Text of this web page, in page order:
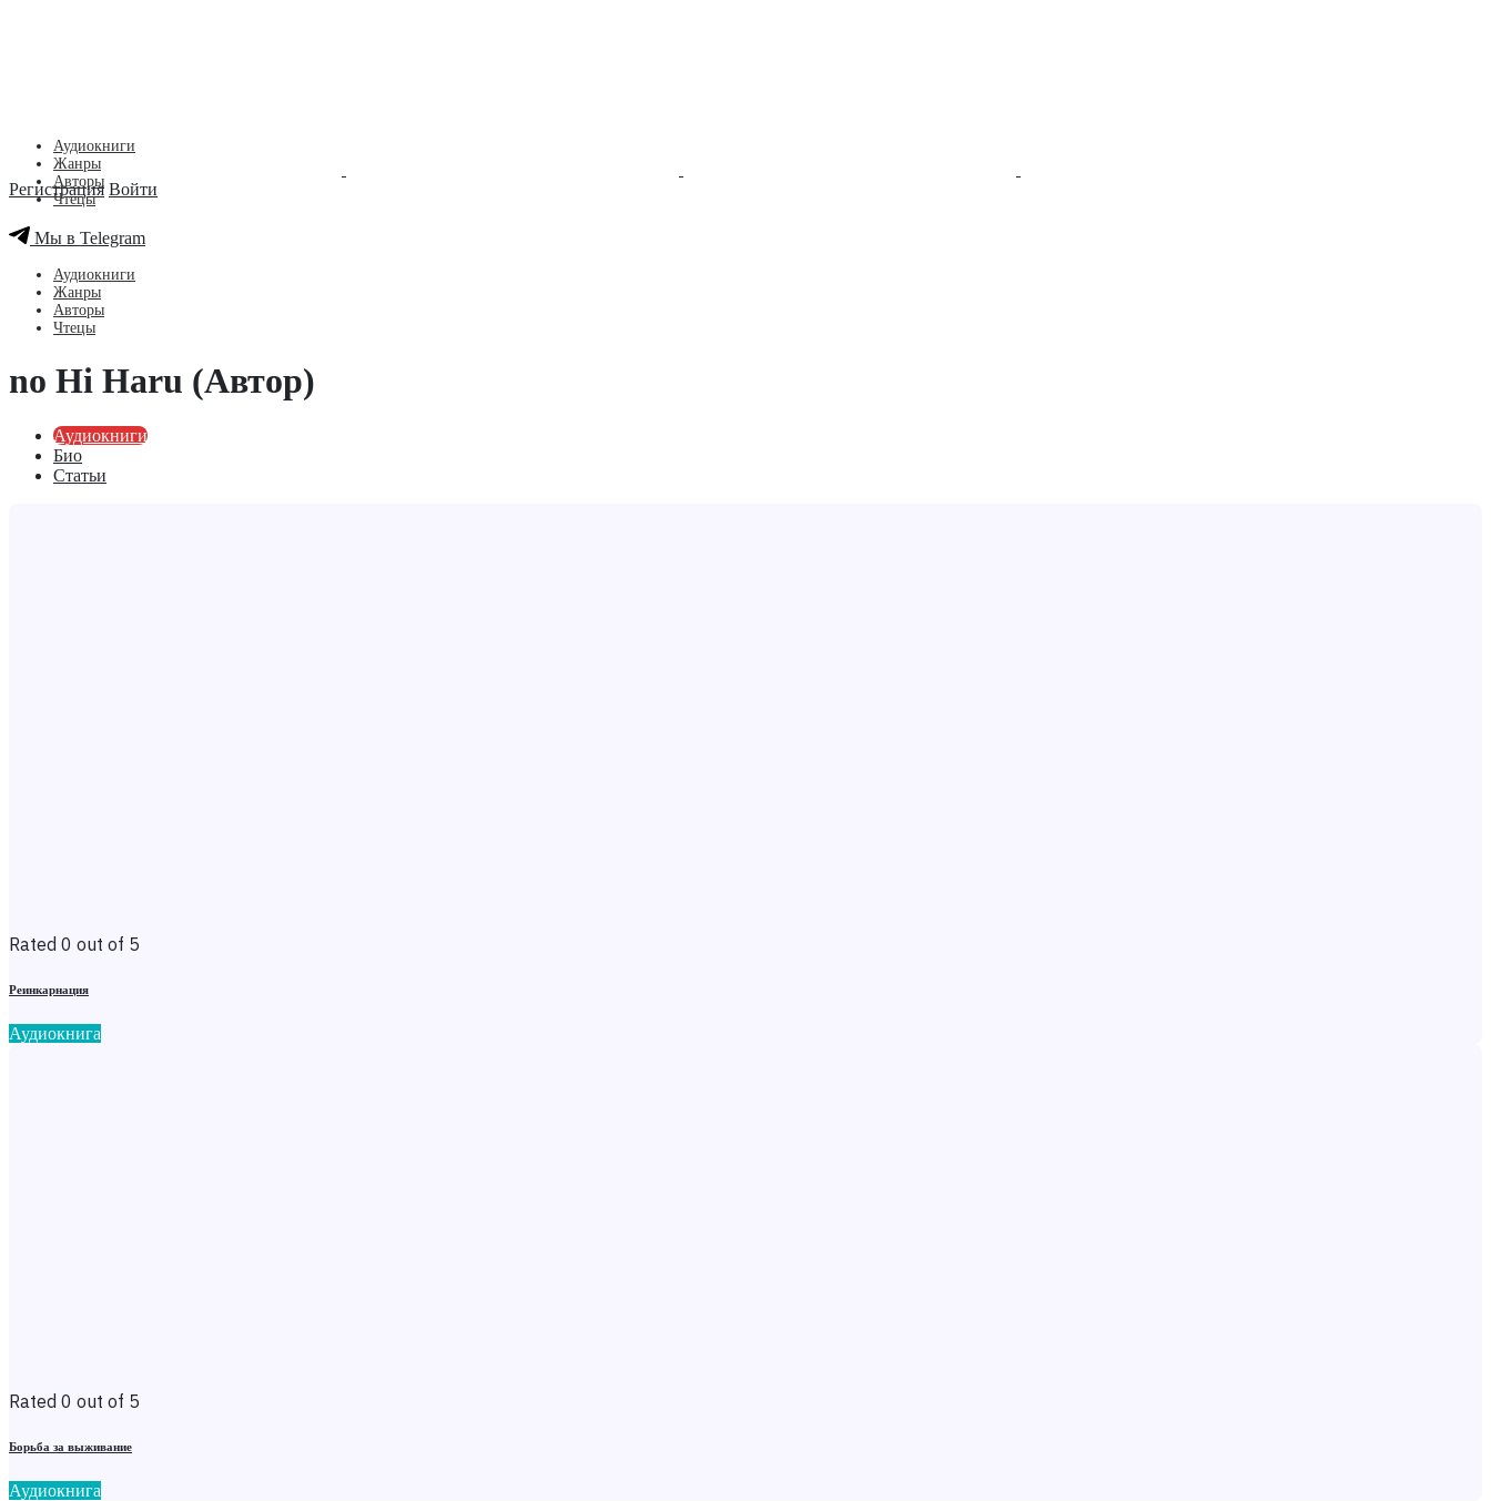
Регистрация Войти
Аудиокниги
Жанры
Авторы
Чтецы
Мы в Telegram
Аудиокниги
Жанры
Авторы
Чтецы
no Hi Haru (Автор)
Аудиокниги
Био
Статьи
Rated 0 out of 5
Реинкарнация
Аудиокнига
Rated 0 out of 5
Борьба за выживание
Аудиокнига